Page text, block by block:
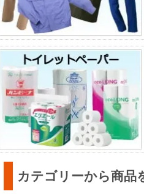
カテゴリーから商品